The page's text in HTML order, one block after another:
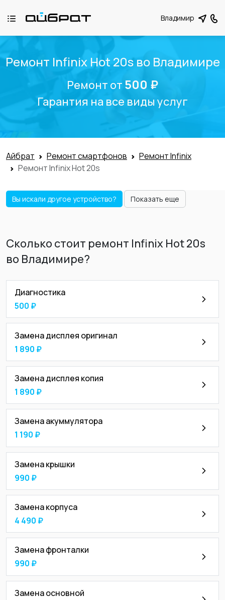
Владимир
Ремонт Infinix Hot 20s во Владимире
Ремонт от 500 ₽
Гарантия на все виды услуг
Айбрат Ремонт смартфонов
Ремонт Infinix
Ремонт Infinix Hot 20s
Вы искали другое устройство? Показать еще
Сколько стоит ремонт Infinix Hot 20s
во Владимире?
Диагностика
500 ₽
Замена дисплея оригинал
1 890 ₽
Замена дисплея копия
1 890 ₽
Замена акуммулятора
1 190 ₽
Замена крышки
990 ₽
Замена корпуса
4 490 ₽
Замена фронталки
990 ₽
Замена основной